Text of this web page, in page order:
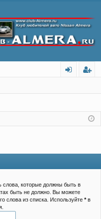
тр
слова, которые должны быть в
быть не должно. Вы можете
слова из списка. Используйте *в